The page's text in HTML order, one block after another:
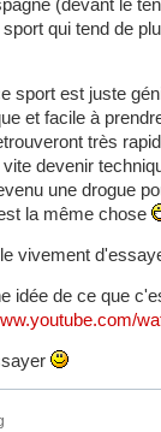
qui tend de
sport est juste
et facile à
très
devenir
une drogue
la même chose
vivement
idée de ce que